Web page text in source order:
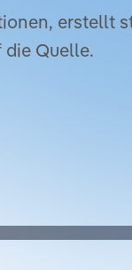
erstellt
die Quelle.